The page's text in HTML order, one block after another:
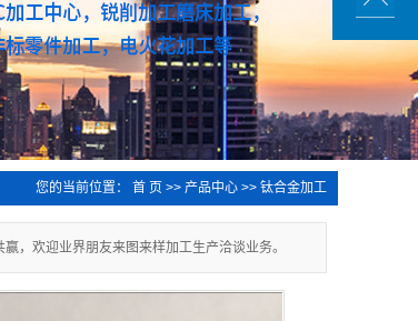
您的当前位置： 首 页 >> 产品中心 >> 钛合金加工
，欢迎业界朋友来图来样加工生产洽谈业务。